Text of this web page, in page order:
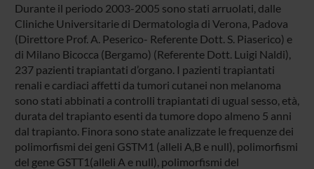
Durante il periodo 2003-2005 sono stati arruolati, dalle
Cliniche Universitarie di Dermatologia di Verona, Padova
(Direttore Prof. A. Peserico- Referente Dott. S. Piaserico) e
di Milano Bicocca (Bergamo) (Referente Dott. Luigi Naldi),
237 pazienti trapiantati d’organo. I pazienti trapiantati
renali e cardiaci affetti da tumori cutanei non melanoma
sono stati abbinati a controlli trapiantati di ugual sesso, età,
durata del trapianto esenti da tumore dopo almeno 5 anni
dal trapianto. Finora sono state analizzate le frequenze dei
polimorfismi dei geni GSTM1 (alleli A,B e null), polimorfismi
del gene GSTT1(alleli A e null), polimorfismi del